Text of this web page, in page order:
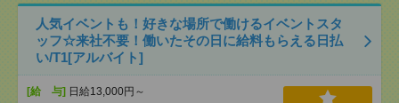
人気イベントも！好きな場所で働けるイベントスタ
ッフ☆来社不要！働いたその日に給料もらえる日払
い/T1[アルバイト]
[給 与] 日給13,000円～